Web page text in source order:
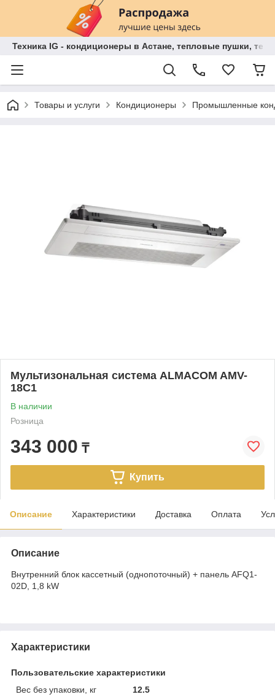
Техника IG - кондиционеры в Астане, тепловые пушки,
Товары и услуги Кондиционеры Промышленные
Мультизональная система ALMACOM AMV-
18С1
В наличии
Розница
343 000 ₸
Купить
Описание Характеристики Доставка Оплата
Описание
Внутренний блок кассетный (однопоточный) + панель AFQ1-
02D, 1,8 kW
Характеристики
Пользовательские характеристики
Вес без упаковки, кг
12.5